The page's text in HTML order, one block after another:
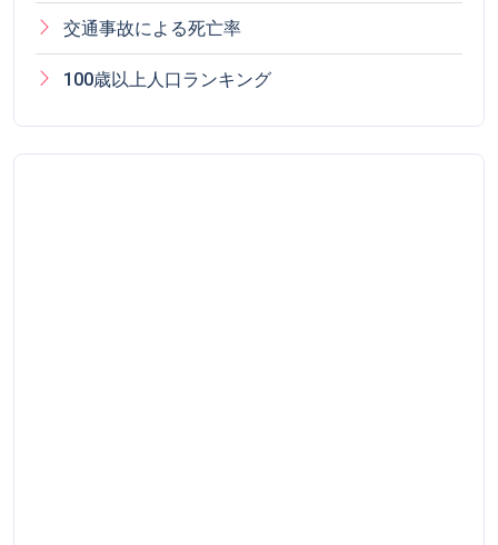
交通事故による死亡率
100歳以上人口ランキング